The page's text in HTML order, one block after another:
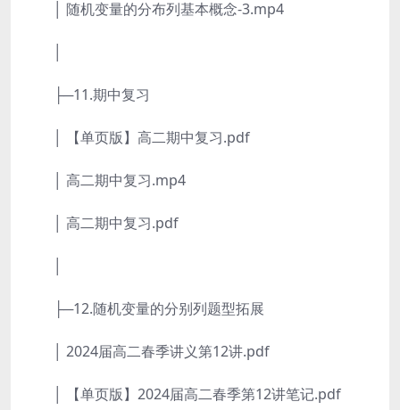
│ 随机变量的分布列基本概念-3.mp4
├─11.期中复习
│ 【单页版】高二期中复习.pdf
│ 高二期中复习.mp4
│ 高二期中复习.pdf
├─12.随机变量的分别列题型拓展
│ 2024届高二春季讲义第12讲.pdf
│ 【单页版】2024届高二春季第12讲笔记.pdf